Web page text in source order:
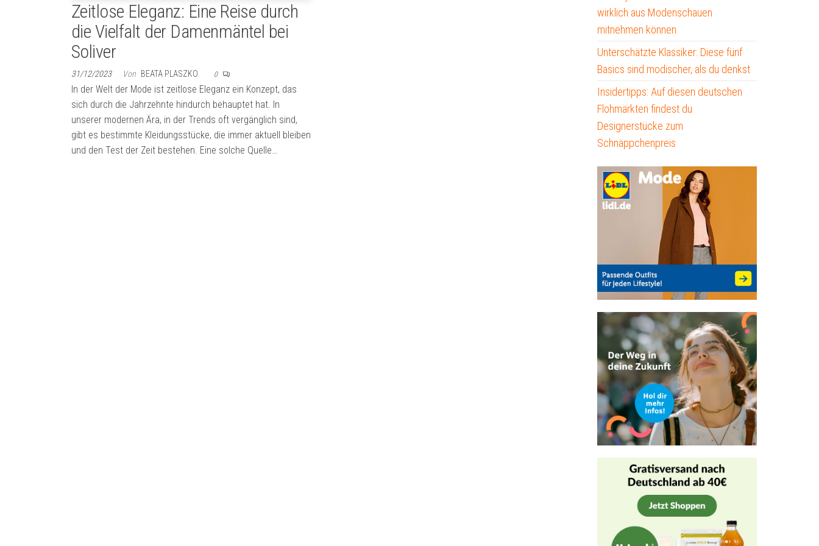
Zeitlose Eleganz: Eine Reise durch
die Vielfalt der Damenmäntel bei
Soliver
31/12/2023 Von BEATA PLASZKO 0
In der Welt der Mode ist zeitlose Eleganz ein Konzept, das
sich durch die Jahrzehnte hindurch behauptet hat. In
unserer modernen Ära, in der Trends oft vergänglich sind,
gibt es bestimmte Kleidungsstücke, die immer aktuell bleiben
und den Test der Zeit bestehen. Eine solche Quelle…
wirklich aus Modenschauen
mitnehmen können
Unterschätzte Klassiker: Diese fünf
Basics sind modischer, als du denkst
Insidertipps: Auf diesen deutschen
Flohmärkten findest du
Designerstücke zum
Schnäppchenpreis